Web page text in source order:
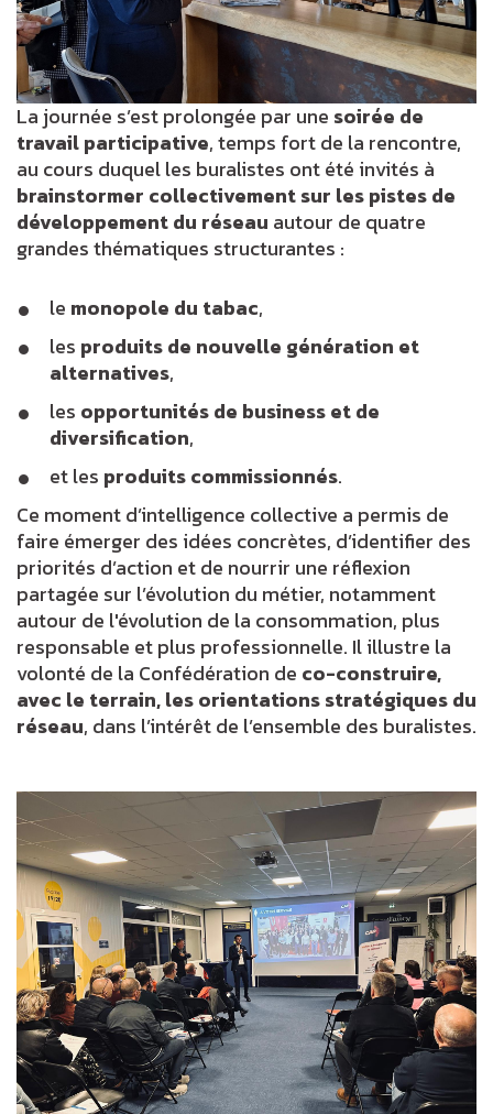
La journée s’est prolongée par une soirée de
travail participative, temps fort de la rencontre,
au cours duquel les buralistes ont été invités à
brainstormer collectivement sur les pistes de
développement du réseau autour de quatre
grandes thématiques structurantes :
le monopole du tabac,
les produits de nouvelle génération et
alternatives,
les opportunités de business et de
diversification,
et les produits commissionnés.
Ce moment d’intelligence collective a permis de
faire émerger des idées concrètes, d’identifier des
priorités d’action et de nourrir une réflexion
partagée sur l’évolution du métier, notamment
autour de l'évolution de la consommation, plus
responsable et plus professionnelle. Il illustre la
volonté de la Confédération de co-construire,
avec le terrain, les orientations stratégiques du
réseau, dans l’intérêt de l’ensemble des buralistes.